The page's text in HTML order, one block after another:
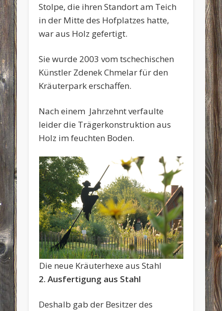
Stolpe, die ihren Standort am Teich
in der Mitte des Hofplatzes hatte,
war aus Holz gefertigt.
Sie wurde 2003 vom tschechischen
Künstler Zdenek Chmelar für den
Kräuterpark erschaffen.
Nach einem Jahrzehnt verfaulte
leider die Trägerkonstruktion aus
Holz im feuchten Boden.
Die neue Kräuterhexe aus Stahl
2. Ausfertigung aus Stahl
Deshalb gab der Besitzer des